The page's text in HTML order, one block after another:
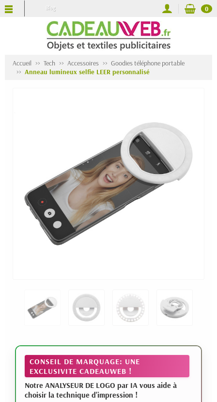
Blog 0
Accueil Tech Accessoires
Goodies téléphone portable
Anneau lumineux selfie LEER personnalisé
CONSEIL DE MARQUAGE: UNE
EXCLUSIVITE CADEAUWEB !
Notre ANALYSEUR DE LOGO par IA vous aide à
choisir la technique d'impression !